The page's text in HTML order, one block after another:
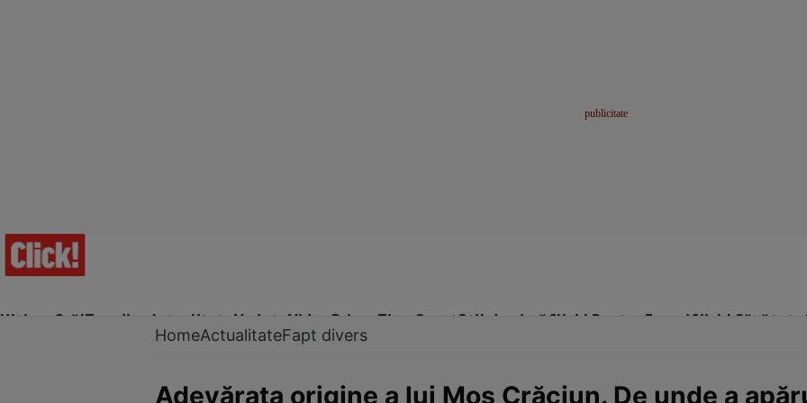
Ultima Oră!Trending Actualitate Vedete Video Prime Time SportStil de viațăClick! Pentru FemeiClick! Sănătate
HomeActualitateFapt divers
Adevărata origine a lui Moș Crăciun. De unde a